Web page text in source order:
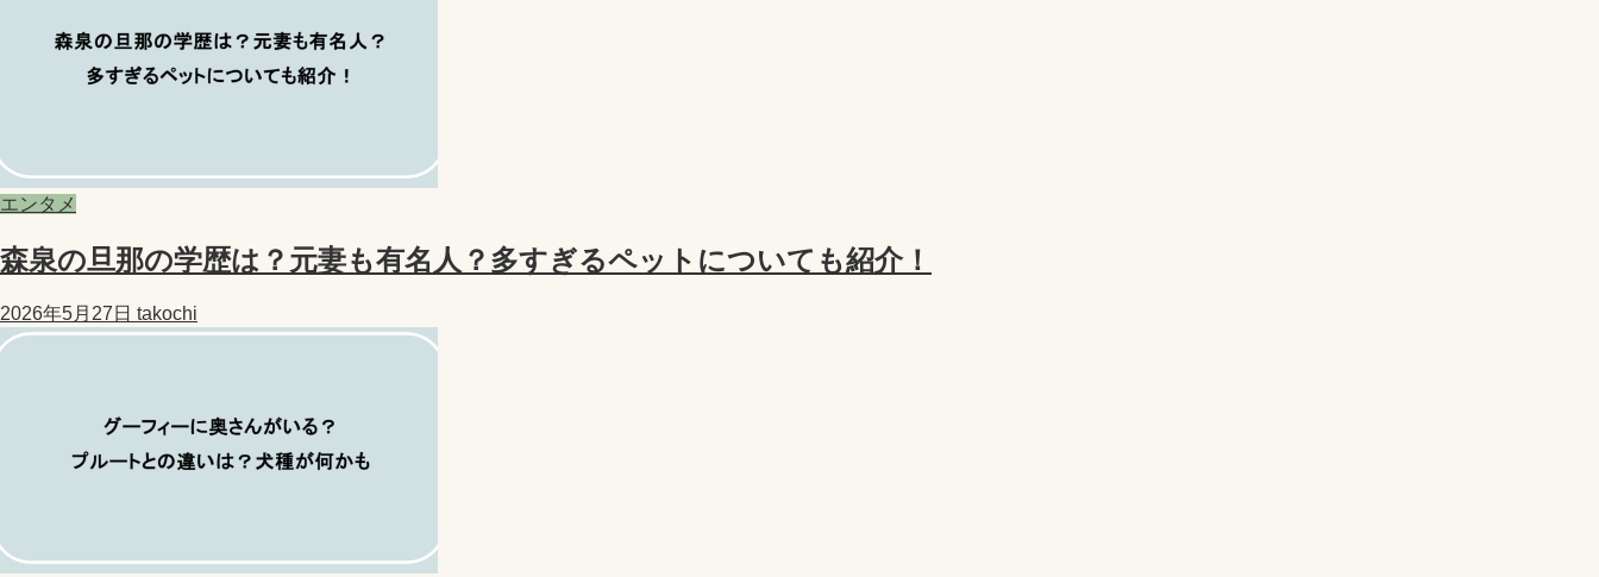
エンタメ
森泉の旦那の学歴は？元妻も有名人？多すぎるペットについても紹介！
2026年5月27日 takochi